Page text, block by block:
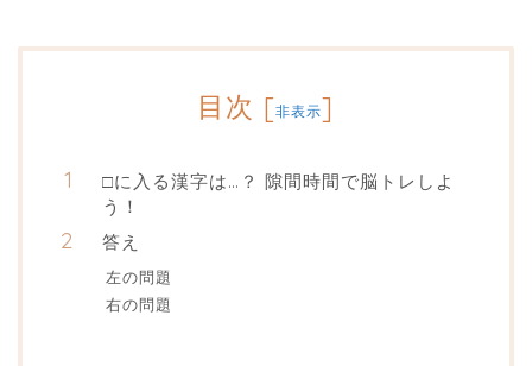
目次 [非表示]
□に入る漢字は…？ 隙間時間で脳トレしよ
う！
答え
左の問題
右の問題